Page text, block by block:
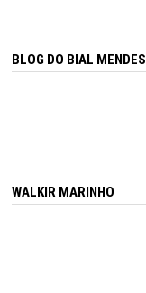
BLOG DO BIAL MENDES
WALKIR MARINHO